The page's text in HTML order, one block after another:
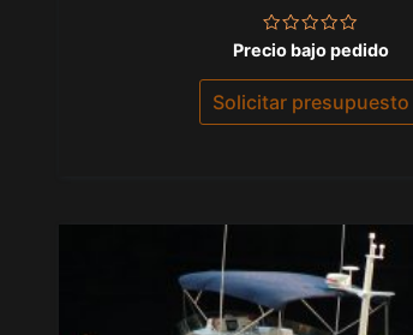
Valorado
con
0
de
5
Precio bajo pedido
Solicitar presupuesto